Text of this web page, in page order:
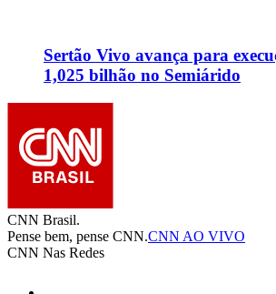
Sertão Vivo avança para
1,025 bilhão no Semiárido
CNN Brasil.
Pense bem, pense CNN.CNN AO VIVO
CNN Nas Redes